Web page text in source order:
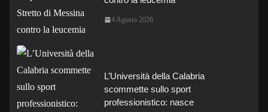
4 Agosto 2026
L’Università della Calabria
scommette sullo sport
professionistico: nasce